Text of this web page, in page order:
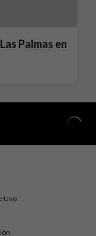
Palmas en
Uso